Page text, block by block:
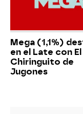
Mega (1,1%)
en el Late con El
Chiringuito de
Jugones